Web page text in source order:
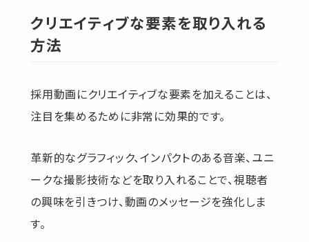
クリエイティブな要素を取り入れる
方法
採用動画にクリエイティブな要素を加えることは、
注目を集めるために非常に効果的です。
革新的なグラフィック、インパクトのある音楽、ユニ
ークな撮影技術などを取り入れることで、視聴者
の興味を引きつけ、動画のメッセージを強化しま
す。